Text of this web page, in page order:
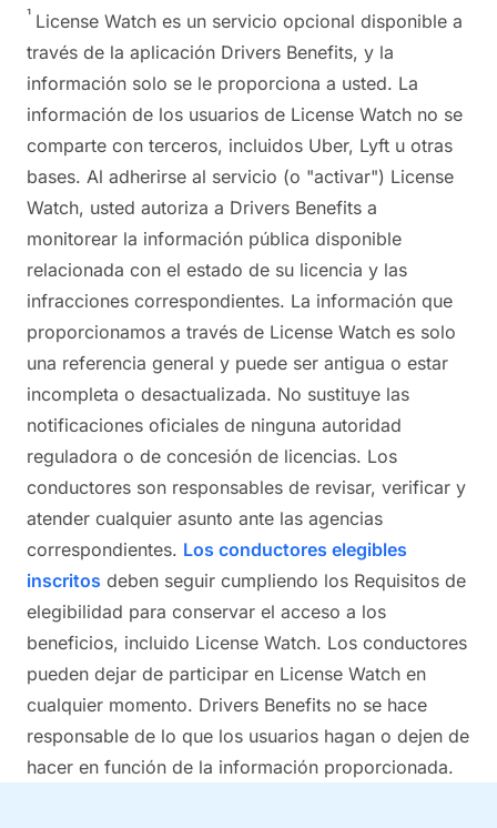
¹ License Watch es un servicio opcional disponible a
través de la aplicación Drivers Benefits, y la
información solo se le proporciona a usted. La
información de los usuarios de License Watch no se
comparte con terceros, incluidos Uber, Lyft u otras
bases. Al adherirse al servicio (o "activar") License
Watch, usted autoriza a Drivers Benefits a
monitorear la información pública disponible
relacionada con el estado de su licencia y las
infracciones correspondientes. La información que
proporcionamos a través de License Watch es solo
una referencia general y puede ser antigua o estar
incompleta o desactualizada. No sustituye las
notificaciones oficiales de ninguna autoridad
reguladora o de concesión de licencias. Los
conductores son responsables de revisar, verificar y
atender cualquier asunto ante las agencias
correspondientes. Los conductores elegibles
inscritos deben seguir cumpliendo los Requisitos de
elegibilidad para conservar el acceso a los
beneficios, incluido License Watch. Los conductores
pueden dejar de participar en License Watch en
cualquier momento. Drivers Benefits no se hace
responsable de lo que los usuarios hagan o dejen de
hacer en función de la información proporcionada.